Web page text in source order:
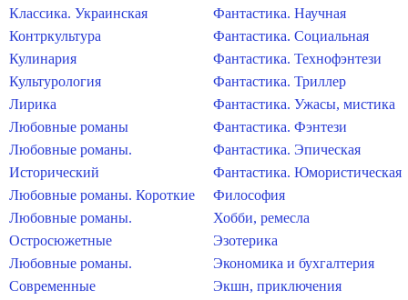
Классика. Украинская
Контркультура
Кулинария
Культурология
Лирика
Любовные романы
Любовные романы.
Исторический
Любовные романы. Короткие
Любовные романы.
Остросюжетные
Любовные романы.
Современные
Фантастика. Научная
Фантастика. Социальная
Фантастика. Технофэнтези
Фантастика. Триллер
Фантастика. Ужасы, мистика
Фантастика. Фэнтези
Фантастика. Эпическая
Фантастика. Юмористическая
Философия
Хобби, ремесла
Эзотерика
Экономика и бухгалтерия
Экшн, приключения